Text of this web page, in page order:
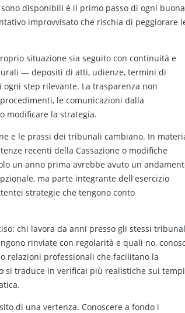
disponibili è il primo passo di ogni buona
improvvisato che rischia di peggiorare
situazione sia seguito con continuità e
— depositi di atti, udienze, termini di
step rilevante. La trasparenza non
le comunicazioni dalla
modificare la strategia.
e le prassi dei tribunali cambiano. In
recenti della Cassazione o modifiche
un anno prima avrebbe avuto un
ma parte integrante dell'esercizio
strategie che tengono conto
chi lavora da anni presso gli stessi
rinviate con regolarità e quali no,
relazioni professionali che facilitano la
si traduce in verificai più realistiche sui
di una vertenza. Conoscere a fondo i